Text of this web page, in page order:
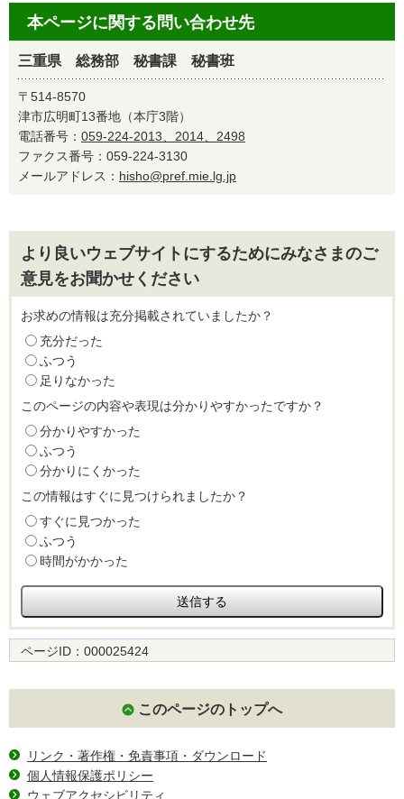
本ページに関する問い合わせ先
三重県 総務部 秘書課 秘書班
〒514-8570
津市広明町13番地（本庁3階）
電話番号： 059-224-2013、2014、2498
ファクス番号：059-224-3130
メールアドレス： hisho@pref.mie.lg.jp
より良いウェブサイトにするためにみなさまのご
意見をお聞かせください
お求めの情報は充分掲載されていましたか？
充分だった
ふつう
足りなかった
このページの内容や表現は分かりやすかったですか？
分かりやすかった
ふつう
分かりにくかった
この情報はすぐに見つけられましたか？
すぐに見つかった
ふつう
時間がかかった
ページID： 000025424
このページのトップへ
リンク・著作権・免責事項・ダウンロード
個人情報保護ポリシー
ウェブアクセシビリティ